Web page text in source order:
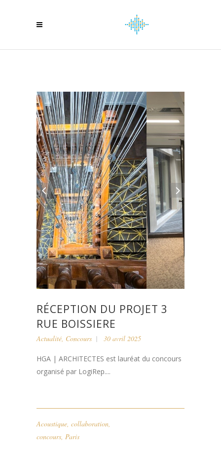
RÉCEPTION DU PROJET 3
RUE BOISSIERE
Actualité, Concours 30 avril 2025
HGA | ARCHITECTES est lauréat du concours
organisé par LogiRep....
Acoustique, collaboration,
concours, Paris